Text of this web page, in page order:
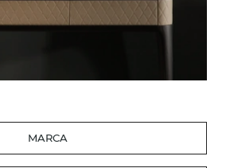
MARCA